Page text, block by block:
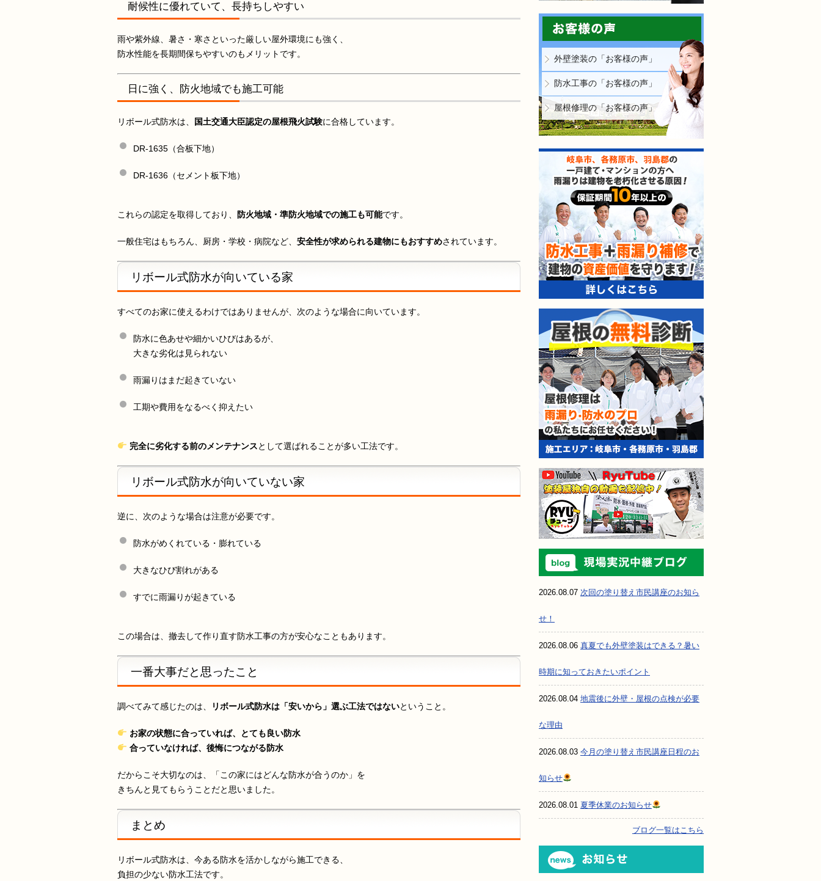
耐候性に優れていて、長持ちしやすい
雨や紫外線、暑さ・寒さといった厳しい屋外環境にも強く、
防水性能を長期間保ちやすいのもメリットです。
日に強く、防火地域でも施工可能
リボール式防水は、 国土交通大臣認定の屋根飛火試験に合格しています。
DR-1635（合板下地）
DR-1636（セメント板下地）
これらの認定を取得しており、 防火地域・準防火地域での施工も可能です。
一般住宅はもちろん、厨房・学校・病院など、 安全性が求められる建物にもおすすめされています。
リボール式防水が向いている家
すべてのお家に使えるわけではありませんが、次のような場合に向いています。
防水に色あせや細かいひびはあるが、
大きな劣化は見られない
雨漏りはまだ起きていない
工期や費用をなるべく抑えたい
完全に劣化する前のメンテナンスとして選ばれることが多い工法です。
リボール式防水が向いていない家
逆に、次のような場合は注意が必要です。
防水がめくれている・膨れている
大きなひび割れがある
すでに雨漏りが起きている
この場合は、撤去して作り直す防水工事の方が安心なこともあります。
一番大事だと思ったこと
調べてみて感じたのは、 リボール式防水は「安いから」選ぶ工法ではないということ。
お家の状態に合っていれば、とても良い防水
合っていなければ、後悔につながる防水
だからこそ大切なのは、「この家にはどんな防水が合うのか」を
きちんと見てもらうことだと思いました。
まとめ
リボール式防水は、今ある防水を活かしながら施工できる、
負担の少ない防水工法です。
外壁塗装の「お客様の声」
防水工事の「お客様の声」
屋根修理の「お客様の声」
2026.08.07 次回の塗り替え市民講座のお知ら
せ！
2026.08.06 真夏でも外壁塗装はできる？暑い
時期に知っておきたいポイント
2026.08.04 地震後に外壁・屋根の点検が必要
な理由
2026.08.03 今月の塗り替え市民講座日程のお
知らせ
2026.08.01 夏季休業のお知らせ
ブログ一覧はこちら